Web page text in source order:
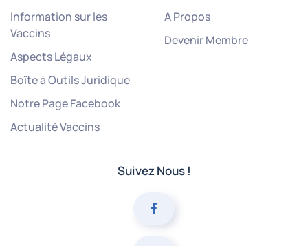
Information sur les
Vaccins
Aspects Légaux
Boîte à Outils Juridique
Notre Page Facebook
Actualité Vaccins
A Propos
Devenir Membre
Suivez Nous !